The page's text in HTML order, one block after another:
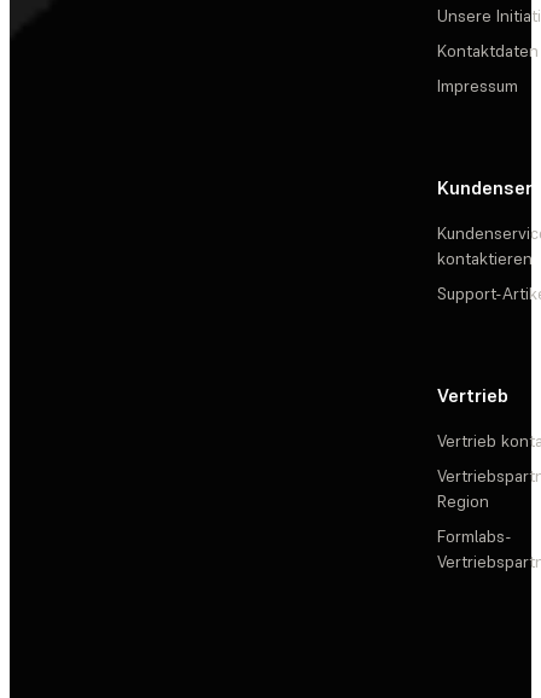
Unsere
Kontaktdaten
Impressum
kontaktieren
Support-
Vertrieb
Vertrieb
Region
Formlabs-